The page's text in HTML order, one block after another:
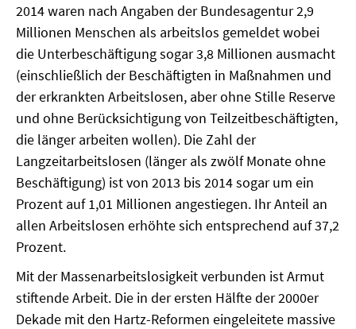
SOMMERSCHULE 2019
SOMMERSCHULE 2018
SOMMERSCHULE 2016
SOMMERSCHULE 2015
SOMMERSCHULE 2014
SOMMERSCHULE 2013
SOMMERSCHULE 2012
SOMMERSCHULE 2011
2014 waren nach Angaben der Bundesagentur 2,9
Millionen Menschen als arbeitslos gemeldet wobei
die Unterbeschäftigung sogar 3,8 Millionen ausmacht
(einschließlich der Beschäftigten in Maßnahmen und
der erkrankten Arbeitslosen, aber ohne Stille Reserve
und ohne Berücksichtigung von Teilzeitbeschäftigten,
die länger arbeiten wollen). Die Zahl der
Langzeitarbeitslosen (länger als zwölf Monate ohne
Beschäftigung) ist von 2013 bis 2014 sogar um ein
Prozent auf 1,01 Millionen angestiegen. Ihr Anteil an
allen Arbeitslosen erhöhte sich entsprechend auf 37,2
Prozent.
Mit der Massenarbeitslosigkeit verbunden ist Armut
stiftende Arbeit. Die in der ersten Hälfte der 2000er
Dekade mit den Hartz-Reformen eingeleitete massive